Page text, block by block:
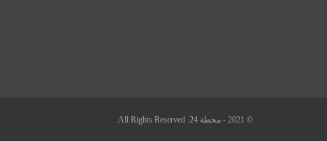
© 2021 - محطة 24. All Rights Reserved.